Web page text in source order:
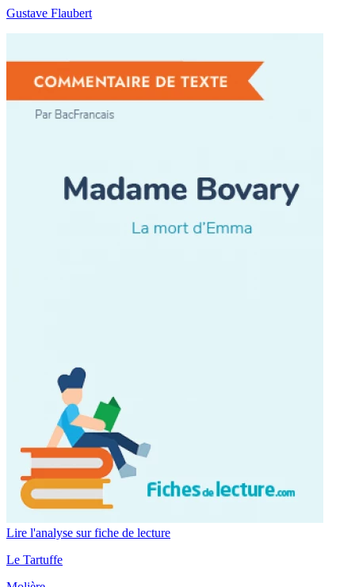
Gustave Flaubert
Lire l'analyse sur fiche de lecture
Le Tartuffe